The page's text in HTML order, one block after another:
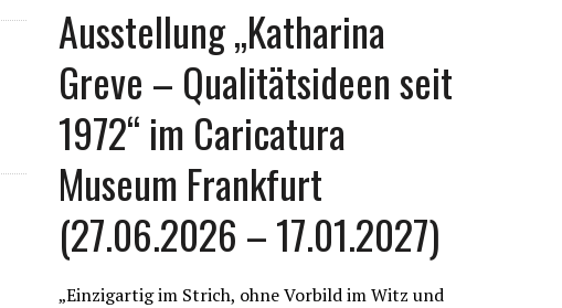
Ausstellung „Katharina
Greve – Qualitätsideen seit
1972“ im Caricatura
Museum Frankfurt
(27.06.2026 – 17.01.2027)
„Einzigartig im Strich, ohne Vorbild im Witz und